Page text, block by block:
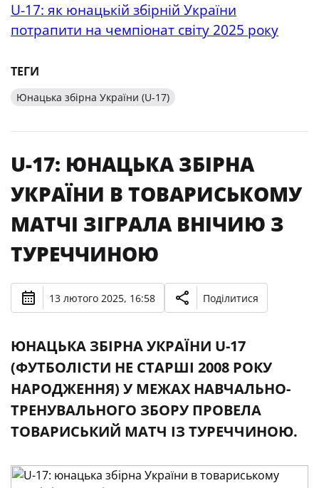
U-17: як юнацькій збірній України
потрапити на чемпіонат світу 2025 року
ТЕГИ
Юнацька збірна України (U-17)
U-17: ЮНАЦЬКА ЗБІРНА
УКРАЇНИ В ТОВАРИСЬКОМУ
МАТЧІ ЗІГРАЛА ВНІЧИЮ З
ТУРЕЧЧИНОЮ
13 лютого 2025, 16:58 Поділитися
ЮНАЦЬКА ЗБІРНА УКРАЇНИ U-17
(ФУТБОЛІСТИ НЕ СТАРШІ 2008 РОКУ
НАРОДЖЕННЯ) У МЕЖАХ НАВЧАЛЬНО-
ТРЕНУВАЛЬНОГО ЗБОРУ ПРОВЕЛА
ТОВАРИСЬКИЙ МАТЧ ІЗ ТУРЕЧЧИНОЮ.